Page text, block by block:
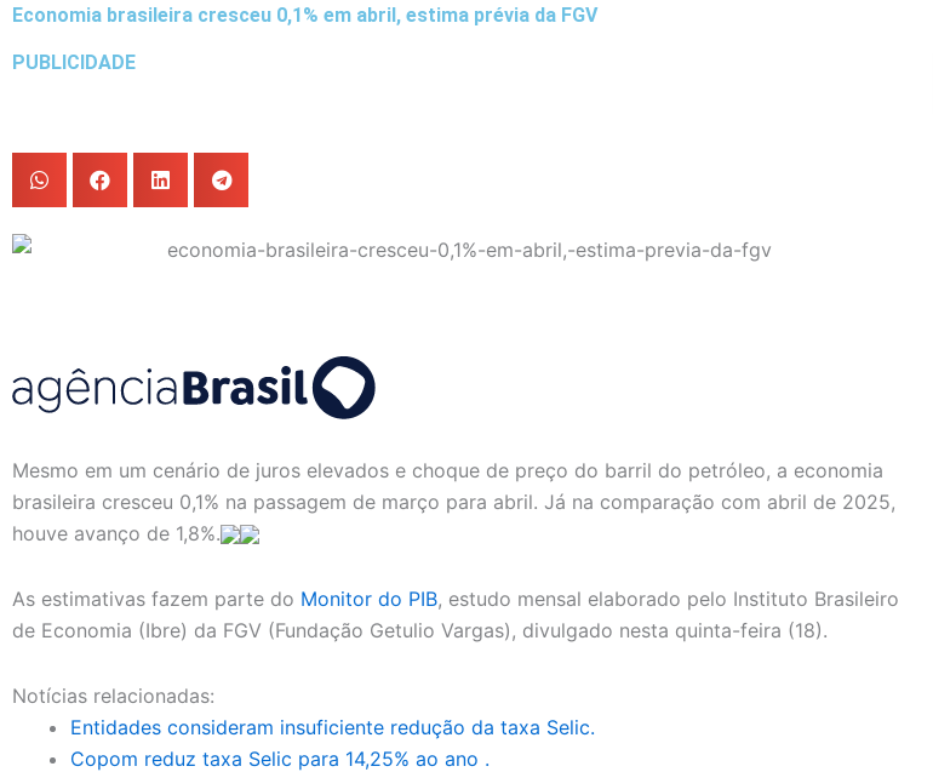
Economia brasileira cresceu 0,1% em abril, estima prévia da FGV
PUBLICIDADE
Mesmo em um cenário de juros elevados e choque de preço do barril do petróleo, a economia
brasileira cresceu 0,1% na passagem de março para abril. Já na comparação com abril de 2025,
houve avanço de 1,8%.
As estimativas fazem parte do Monitor do PIB, estudo mensal elaborado pelo Instituto Brasileiro
de Economia (Ibre) da FGV (Fundação Getulio Vargas), divulgado nesta quinta-feira (18).
Notícias relacionadas:
Entidades consideram insuficiente redução da taxa Selic.
Copom reduz taxa Selic para 14,25% ao ano .